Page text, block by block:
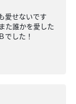
愛せないです
た誰かを愛した
でした！